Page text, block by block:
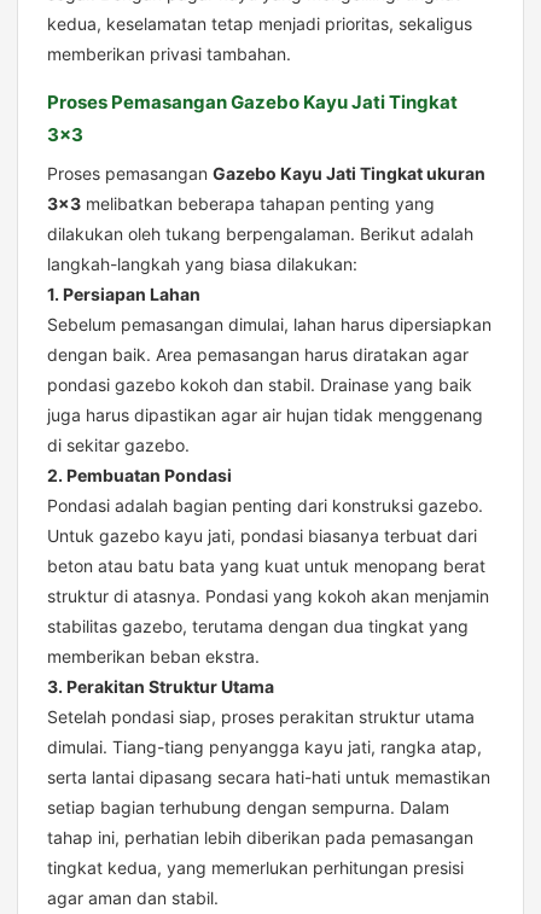
kedua, keselamatan tetap menjadi prioritas, sekaligus
memberikan privasi tambahan.
Proses Pemasangan Gazebo Kayu Jati Tingkat
3×3
Proses pemasangan Gazebo Kayu Jati Tingkat ukuran
3×3 melibatkan beberapa tahapan penting yang
dilakukan oleh tukang berpengalaman. Berikut adalah
langkah-langkah yang biasa dilakukan:
1. Persiapan Lahan
Sebelum pemasangan dimulai, lahan harus dipersiapkan
dengan baik. Area pemasangan harus diratakan agar
pondasi gazebo kokoh dan stabil. Drainase yang baik
juga harus dipastikan agar air hujan tidak menggenang
di sekitar gazebo.
2. Pembuatan Pondasi
Pondasi adalah bagian penting dari konstruksi gazebo.
Untuk gazebo kayu jati, pondasi biasanya terbuat dari
beton atau batu bata yang kuat untuk menopang berat
struktur di atasnya. Pondasi yang kokoh akan menjamin
stabilitas gazebo, terutama dengan dua tingkat yang
memberikan beban ekstra.
3. Perakitan Struktur Utama
Setelah pondasi siap, proses perakitan struktur utama
dimulai. Tiang-tiang penyangga kayu jati, rangka atap,
serta lantai dipasang secara hati-hati untuk memastikan
setiap bagian terhubung dengan sempurna. Dalam
tahap ini, perhatian lebih diberikan pada pemasangan
tingkat kedua, yang memerlukan perhitungan presisi
agar aman dan stabil.